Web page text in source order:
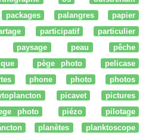
packages palangres
papier
participatif
particulier
paysage peau
pêche
pège photo
pelicase
phone photo
photos
picavet
pictures
photo piézo
pilotage
planètes
planktoscope